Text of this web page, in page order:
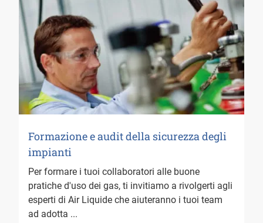
Formazione e audit della sicurezza degli
impianti
Per formare i tuoi collaboratori alle buone
pratiche d'uso dei gas, ti invitiamo a rivolgerti agli
esperti di Air Liquide che aiuteranno i tuoi team
ad adotta ...